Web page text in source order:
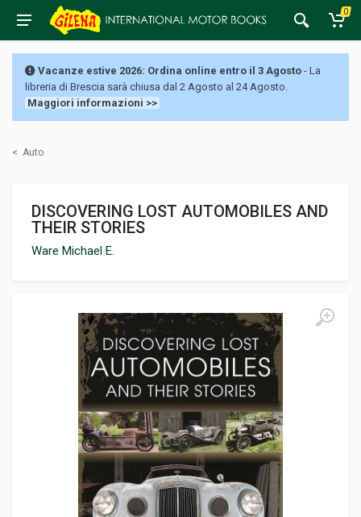
0
Vacanze estive 2026: Ordina online entro il 3 Agosto - La
libreria di Brescia sarà chiusa dal 2 Agosto al 24 Agosto.
Maggiori informazioni >>
< Auto
DISCOVERING LOST AUTOMOBILES AND
THEIR STORIES
Ware Michael E.